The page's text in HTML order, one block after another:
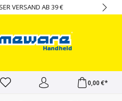
VERSAND AB 39 €
0,00 €*